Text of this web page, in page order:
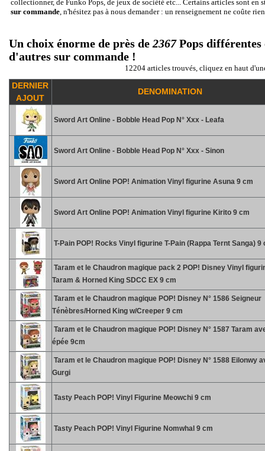
collectionner, de Funko Pops, de jeux de société etc... Certains articles sont en
sur commande, n'hésitez pas à nous demander : un renseignement ne coûte
Un choix énorme de près de 2367Pops différentes
d'autres sur commande !
12204 articles trouvés, cliquez en haut
DERNIER
AJOUT
DENOMINATION
Sword Art Online - Bobble Head Pop N° Xxx - Leafa
Sword Art Online - Bobble Head Pop N° Xxx - Sinon
Sword Art Online POP! Animation Vinyl figurine Asuna 9 cm
Sword Art Online POP! Animation Vinyl figurine Kirito 9 cm
T-Pain POP! Rocks Vinyl figurine T-Pain (Rappa Ternt Sanga) 9
Taram et le Chaudron magique pack 2 POP! Disney Vinyl
Taram & Horned King SDCC EX 9 cm
Taram et le Chaudron magique POP! Disney N° 1586 Seigneur
Ténèbres/Horned King w/Creeper 9 cm
Taram et le Chaudron magique POP! Disney N° 1587 Taram
épée 9cm
Taram et le Chaudron magique POP! Disney N° 1588 Eilonwy
Gurgi
Tasty Peach POP! Vinyl Figurine Meowchi 9 cm
Tasty Peach POP! Vinyl Figurine Nomwhal 9 cm